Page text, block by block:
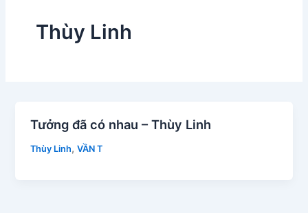
Thùy Linh
Tưởng đã có nhau – Thùy Linh
Thùy Linh,VẦN T